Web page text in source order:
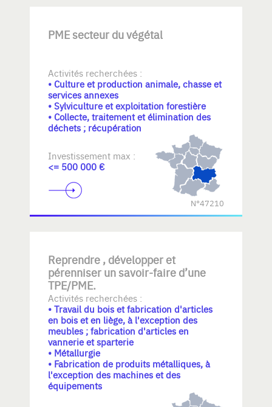
PME secteur du végétal
Activités recherchées :
• Culture et production animale, chasse et
services annexes
• Sylviculture et exploitation forestière
• Collecte, traitement et élimination des
déchets ; récupération
Investissement max :
<= 500 000 €
N°47210
Reprendre , développer et
pérenniser un savoir-faire d’une
TPE/PME.
Activités recherchées :
• Travail du bois et fabrication d'articles
en bois et en liège, à l'exception des
meubles ; fabrication d'articles en
vannerie et sparterie
• Métallurgie
• Fabrication de produits métalliques, à
l'exception des machines et des
équipements